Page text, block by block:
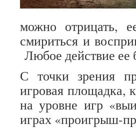
можно отрицать,
смириться и
Любое действие ее
С точки зрения
игровая площадка,
на уровне игр
играх «проигрыш-